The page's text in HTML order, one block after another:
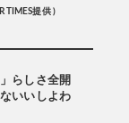
TIMES提供 )
らしさ全開
いいしよわ